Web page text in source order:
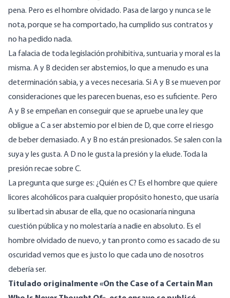
pena. Pero es el hombre olvidado. Pasa de largo y nunca se le
nota, porque se ha comportado, ha cumplido sus contratos y
no ha pedido nada.
La falacia de toda legislación prohibitiva, suntuaria y moral es la
misma. A y B deciden ser abstemios, lo que a menudo es una
determinación sabia, y a veces necesaria. Si A y B se mueven por
consideraciones que les parecen buenas, eso es suficiente. Pero
A y B se empeñan en conseguir que se apruebe una ley que
obligue a C a ser abstemio por el bien de D, que corre el riesgo
de beber demasiado. A y B no están presionados. Se salen con la
suya y les gusta. A D no le gusta la presión y la elude. Toda la
presión recae sobre C.
La pregunta que surge es: ¿Quién es C? Es el hombre que quiere
licores alcohólicos para cualquier propósito honesto, que usaría
su libertad sin abusar de ella, que no ocasionaría ninguna
cuestión pública y no molestaría a nadie en absoluto. Es el
hombre olvidado de nuevo, y tan pronto como es sacado de su
oscuridad vemos que es justo lo que cada uno de nosotros
debería ser.
Titulado originalmente «On the Case of a Certain Man